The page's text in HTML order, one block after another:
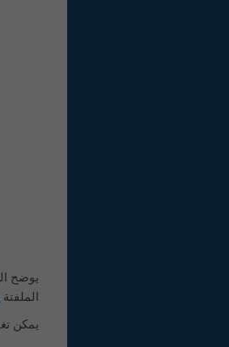
يوضح
الملفتة
يمكن